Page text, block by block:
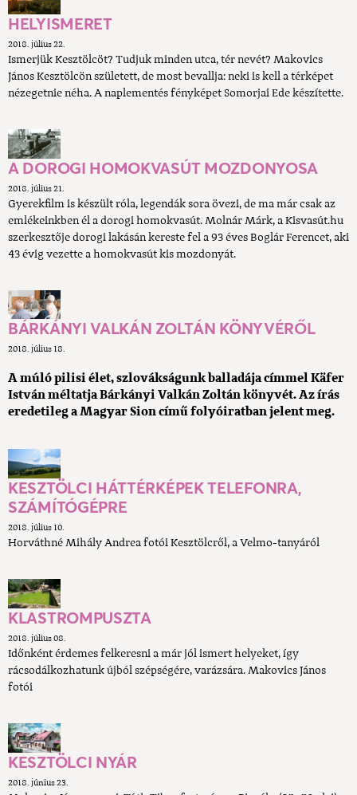
HELYISMERET
2018. július 22.
Ismerjük Kesztölcöt? Tudjuk minden utca, tér nevét? Makovics
János Kesztölcön született, de most bevallja: neki is kell a térképet
nézegetnie néha. A naplementés fényképet Somorjai Ede készítette.
A DOROGI HOMOKVASÚT MOZDONYOSA
2018. július 21.
Gyerekfilm is készült róla, legendák sora övezi, de ma már csak az
emlékeinkben él a dorogi homokvasút. Molnár Márk, a Kisvasút.hu
szerkesztője dorogi lakásán kereste fel a 93 éves Boglár Ferencet, aki
43 évig vezette a homokvasút kis mozdonyát.
BÁRKÁNYI VALKÁN ZOLTÁN KÖNYVÉRŐL
2018. július 18.
A múló pilisi élet, szlovákságunk balladája címmel Käfer
István méltatja Bárkányi Valkán Zoltán könyvét. Az írás
eredetileg a Magyar Sion című folyóiratban jelent meg.
KESZTÖLCI HÁTTÉRKÉPEK TELEFONRA,
SZÁMÍTÓGÉPRE
2018. július 10.
Horváthné Mihály Andrea fotói Kesztölcről, a Velmo-tanyáról
KLASTROMPUSZTA
2018. július 08.
Időnként érdemes felkeresni a már jól ismert helyeket, így
rácsodálkozhatunk ​újból szépségére, varázsára. Makovics János
fotói
KESZTÖLCI NYÁR
2018. június 23.